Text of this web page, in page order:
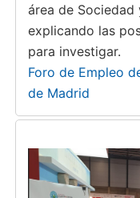
área de
explicando las
para investigar.
Foro de Empleo
de Madrid